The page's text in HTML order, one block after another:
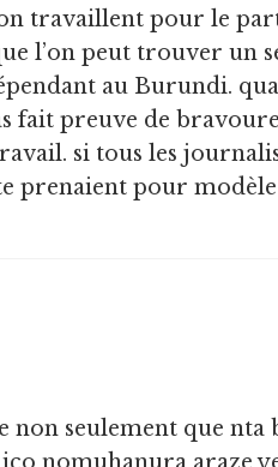
travaillent pour le
l’on peut trouver un
au Burundi.
fait preuve de
si tous les
prenaient pour